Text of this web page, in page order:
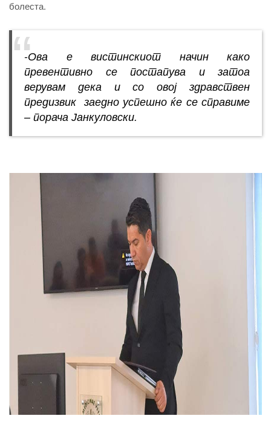
болеста.
-Ова е вистинскиот начин како
превентивно се постапува и затоа
верувам дека и со овој здравствен
предизвик заедно успешно ќе се справиме
– порача Јанкуловски.